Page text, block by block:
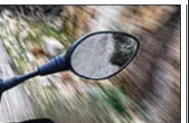
リーズ向けプレミアムアクセサリ